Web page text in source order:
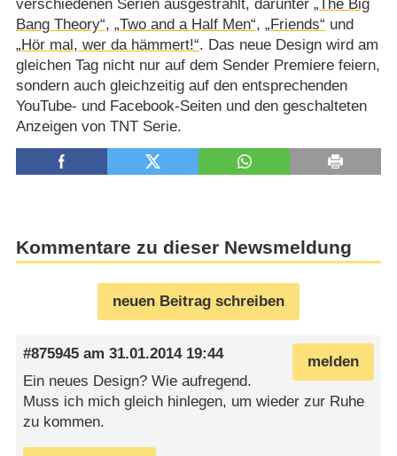
verschiedenen Serien ausgestrahlt, darunter „The Big
Bang Theory“, „Two and a Half Men“, „Friends“ und
„Hör mal, wer da hämmert!“. Das neue Design wird am
gleichen Tag nicht nur auf dem Sender Premiere feiern,
sondern auch gleichzeitig auf den entsprechenden
YouTube- und Facebook-Seiten und den geschalteten
Anzeigen von TNT Serie.
Kommentare zu dieser Newsmeldung
neuen Beitrag schreiben
melden
#875945 am31.01.2014 19:44
Ein neues Design? Wie aufregend.
Muss ich mich gleich hinlegen, um wieder zur Ruhe
zu kommen.